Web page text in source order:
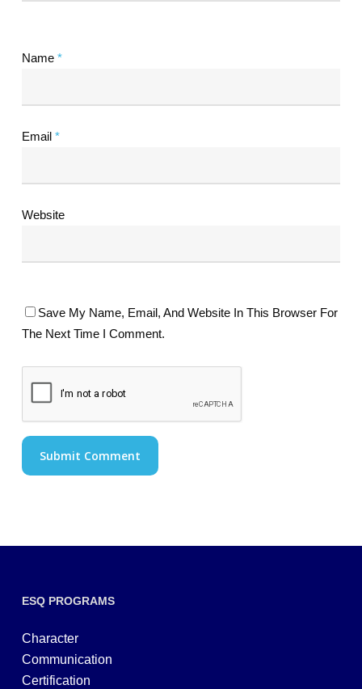
Name *
Email *
Website
Save My Name, Email, And Website In This Browser For
The Next Time I Comment.
ESQ PROGRAMS
Character
Communication
Certification